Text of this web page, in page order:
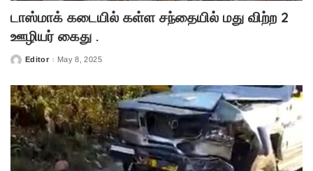
டாஸ்மாக் கடையில் கள்ள சந்தையில் மது விற்ற 2
ஊழியர் கைது .
PostedEditor May 8, 2025